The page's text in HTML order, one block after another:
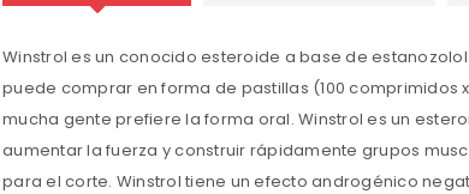
Winstrol es un conocido esteroide a base de
puede comprar en forma de pastillas (100 comprimidos
mucha gente prefiere la forma oral. Winstrol es un
aumentar la fuerza y construir rápidamente grupos
para el corte. Winstrol tiene un efecto androgénico